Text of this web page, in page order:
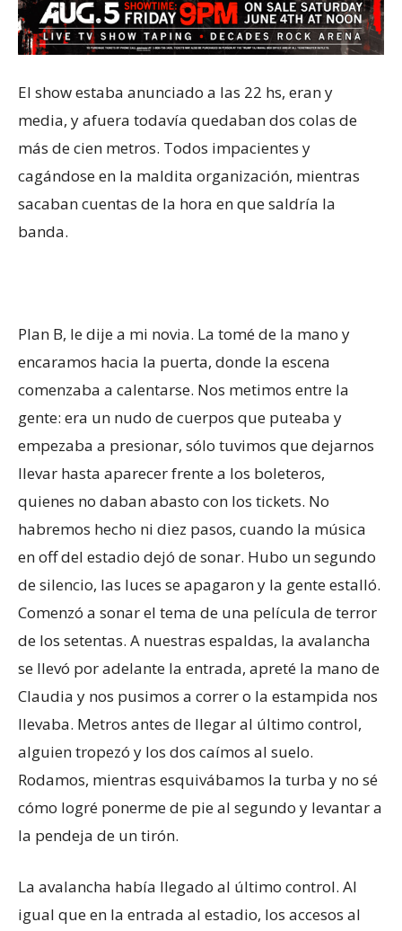
El show estaba anunciado a las 22 hs, eran y
media, y afuera todavía quedaban dos colas de
más de cien metros. Todos impacientes y
cagándose en la maldita organización, mientras
sacaban cuentas de la hora en que saldría la
banda.
Plan B, le dije a mi novia. La tomé de la mano y
encaramos hacia la puerta, donde la escena
comenzaba a calentarse. Nos metimos entre la
gente: era un nudo de cuerpos que puteaba y
empezaba a presionar, sólo tuvimos que dejarnos
llevar hasta aparecer frente a los boleteros,
quienes no daban abasto con los tickets. No
habremos hecho ni diez pasos, cuando la música
en off del estadio dejó de sonar. Hubo un segundo
de silencio, las luces se apagaron y la gente estalló.
Comenzó a sonar el tema de una película de terror
de los setentas. A nuestras espaldas, la avalancha
se llevó por adelante la entrada, apreté la mano de
Claudia y nos pusimos a correr o la estampida nos
llevaba. Metros antes de llegar al último control,
alguien tropezó y los dos caímos al suelo.
Rodamos, mientras esquivábamos la turba y no sé
cómo logré ponerme de pie al segundo y levantar a
la pendeja de un tirón.
La avalancha había llegado al último control. Al
igual que en la entrada al estadio, los accesos al